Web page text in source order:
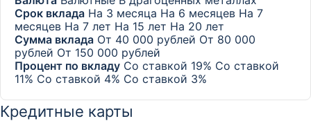
Срок вклада На 3 месяца На 6 месяцев На 7
месяцев На 7 лет На 15 лет На 20 лет
Сумма вклада От 40 000 рублей От 80 000
рублей От 150 000 рублей
Процент по вкладу Со ставкой 19% Со ставкой
11% Со ставкой 4% Со ставкой 3%
Кредитные карты